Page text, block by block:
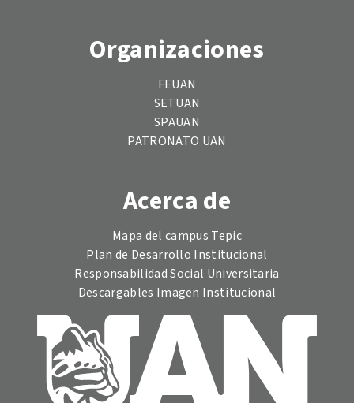
Organizaciones
FEUAN
SETUAN
SPAUAN
PATRONATO UAN
Acerca de
Mapa del campus Tepic
Plan de Desarrollo Institucional
Responsabilidad Social Universitaria
Descargables Imagen Institucional